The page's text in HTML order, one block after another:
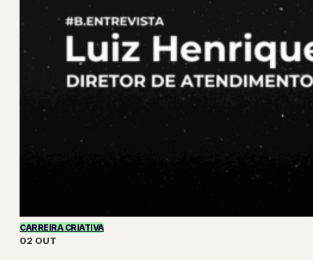
CARREIRA CRIATIVA
02 OUT